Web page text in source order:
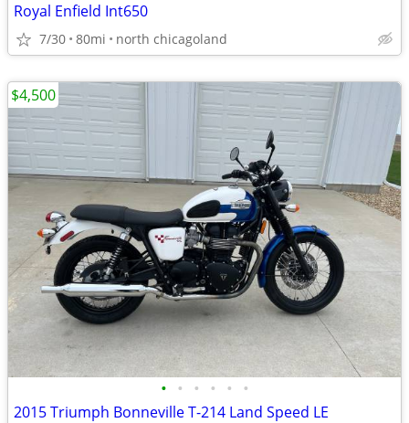
Royal Enfield Int650
7/30 80mi north chicagoland
• • • • • •
2015 Triumph Bonneville T-214 Land Speed LE
$4,500